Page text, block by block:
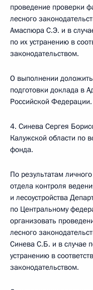
проведение проверки
лесного
Амаспюра С.Э. и в
по их устранению в
законодательством.
О выполнении
подготовки доклада в
Российской Федерации.
4. Синева Сергея
Калужской области по
фонда.
По результатам
отдела контроля
и лесоустройства
по Центральному
организовать
лесного
Синева С.Б. и в случае
устранению в
законодательством.